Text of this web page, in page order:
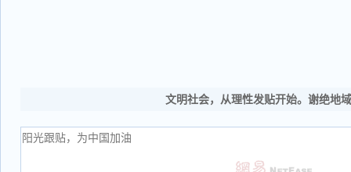
文明社会，从理性发贴开始。谢绝地